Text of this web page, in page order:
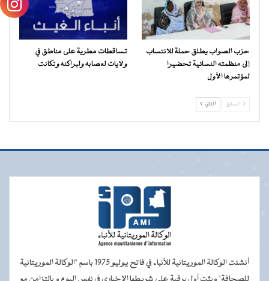
حزب الصواب يطلق حملة للانتساب
إلى منظمته النسائية تحضيرا
لمؤتمرها الأول
تساقطات مطرية على مناطق في
ولايات لعصابه ولبراكنه وتكانت
السابق التالي
أنشئت الوكالة الموريتانية للأنباء في فاتح يوليو 1975 باسم "الوكالة الموريتانية